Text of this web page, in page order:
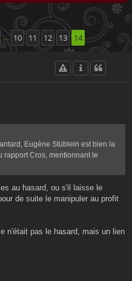
sur 14
… 10 11 12 13 14
Eugène Stüblein est bien la
rapport Cros, mentionnant le
au hasard, ou s'il laisse le
de suite le manipuler au profit
n'était pas le hasard, mais un lien